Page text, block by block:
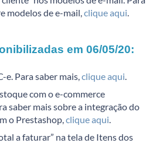
modelos de e-mail, clique aqui
em 06/05/20:
e. Para saber mais, clique aqui
com o e-commerce
saber mais sobre a integração do
o Prestashop, clique aqui
a faturar” na tela de Itens dos